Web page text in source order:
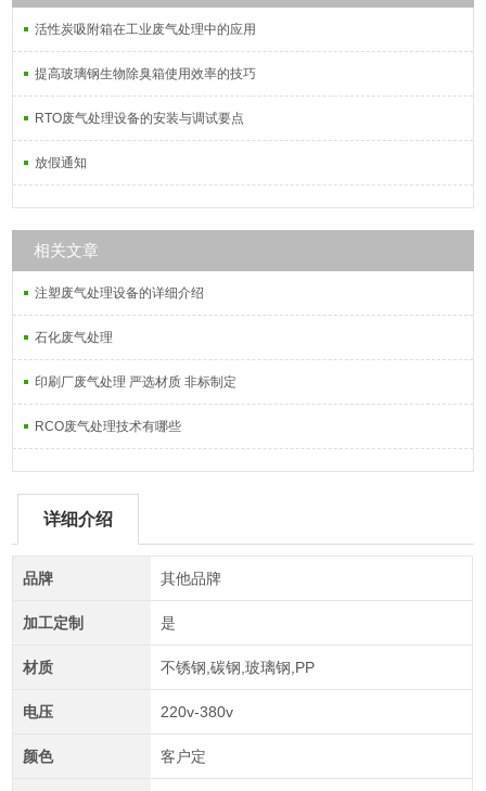
活性炭吸附箱在工业废气处理中的应用
提高玻璃钢生物除臭箱使用效率的技巧
RTO废气处理设备的安装与调试要点
放假通知
相关文章
注塑废气处理设备的详细介绍
石化废气处理
印刷厂废气处理 严选材质 非标制定
RCO废气处理技术有哪些
详细介绍
品牌 其他品牌
加工定制 是
材质 不锈钢,碳钢,玻璃钢,PP
电压 220v-380v
颜色 客户定